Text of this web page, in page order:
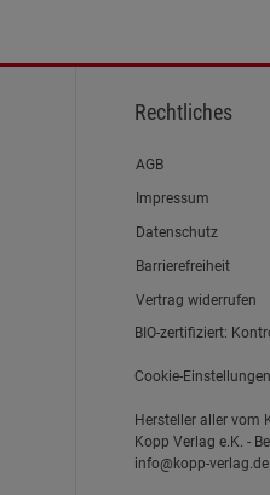
Rechtliches
Link zum/zur
AGB
Link zum/zur
Impressum
Link zum/zur
Datenschutz
Link zum/zur
Barrierefreiheit
Vertrag widerrufen
BIO-zertifiziert:
Cookie-Einstellungen
Hersteller aller vom
Kopp Verlag e.K. -
info@kopp-verlag.de